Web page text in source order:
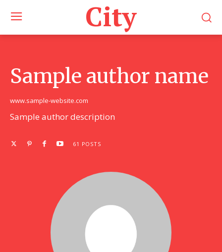
City
Sample author name
www.sample-website.com
Sample author description
61 POSTS